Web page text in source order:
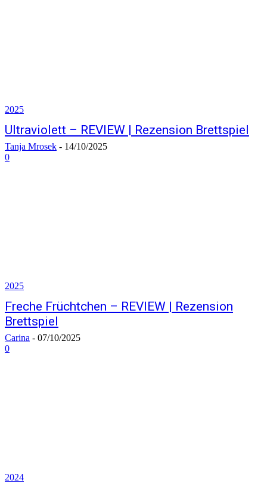
2025
Ultraviolett – REVIEW | Rezension Brettspiel
Tanja Mrosek - 14/10/2025
0
2025
Freche Früchtchen – REVIEW | Rezension
Brettspiel
Carina - 07/10/2025
0
2024